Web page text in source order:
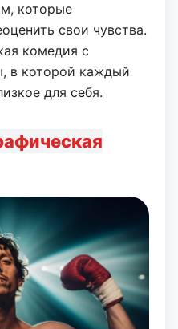
которые
свои чувства.
комедия с
в которой каждый
для себя.